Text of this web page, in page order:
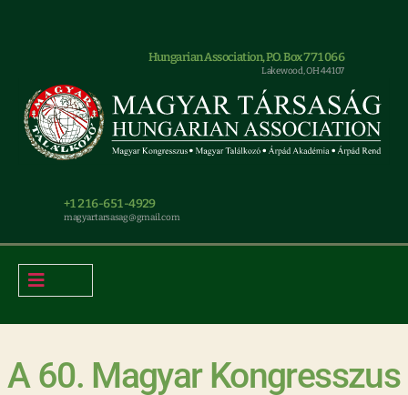
Hungarian Association, P.O. Box 771066
Lakewood, OH 44107
+1 216-651-4929
magyar.tarsasag@gmail.com
A 60. Magyar Kongresszus